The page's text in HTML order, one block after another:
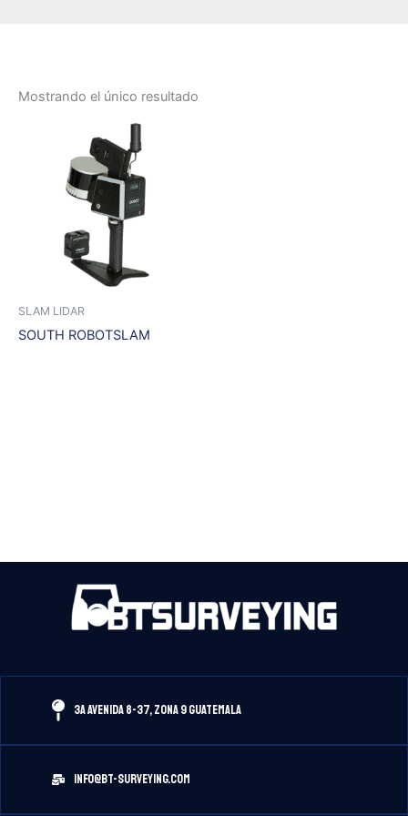
Mostrando el único resultado
SLAM LIDAR
SOUTH ROBOTSLAM
3A Avenida 8-37, Zona 9 Guatemala
info@bt-surveying.com